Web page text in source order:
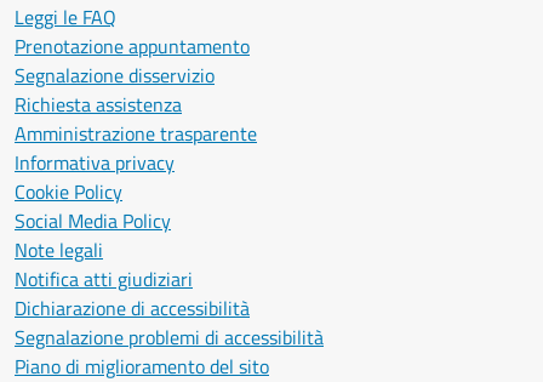
Leggi le FAQ
Prenotazione appuntamento
Segnalazione disservizio
Richiesta assistenza
Amministrazione trasparente
Informativa privacy
Cookie Policy
Social Media Policy
Note legali
Notifica atti giudiziari
Dichiarazione di accessibilità
Segnalazione problemi di accessibilità
Piano di miglioramento del sito